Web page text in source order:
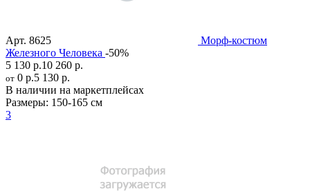
Арт. 8625
Морф-костюм
Железного Человека -50%
5 130 р.10 260 р.
от 0 р.5 130 р.
В наличии на маркетплейсах
Размеры: 150-165 см
3